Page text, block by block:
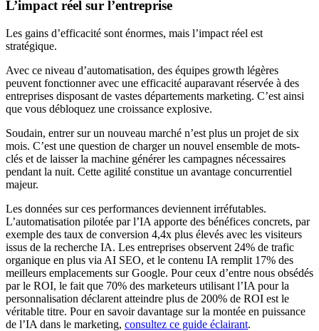
L’impact réel sur l’entreprise
Les gains d’efficacité sont énormes, mais l’impact réel est
stratégique.
Avec ce niveau d’automatisation, des équipes growth légères
peuvent fonctionner avec une efficacité auparavant réservée à des
entreprises disposant de vastes départements marketing. C’est ainsi
que vous débloquez une croissance explosive.
Soudain, entrer sur un nouveau marché n’est plus un projet de six
mois. C’est une question de charger un nouvel ensemble de mots-
clés et de laisser la machine générer les campagnes nécessaires
pendant la nuit. Cette agilité constitue un avantage concurrentiel
majeur.
Les données sur ces performances deviennent irréfutables.
L’automatisation pilotée par l’IA apporte des bénéfices concrets, par
exemple des taux de conversion 4,4x plus élevés avec les visiteurs
issus de la recherche IA. Les entreprises observent 24% de trafic
organique en plus via AI SEO, et le contenu IA remplit 17% des
meilleurs emplacements sur Google. Pour ceux d’entre nous obsédés
par le ROI, le fait que 70% des marketeurs utilisant l’IA pour la
personnalisation déclarent atteindre plus de 200% de ROI est le
véritable titre. Pour en savoir davantage sur la montée en puissance
de l’IA dans le marketing, consultez ce guide éclairant.